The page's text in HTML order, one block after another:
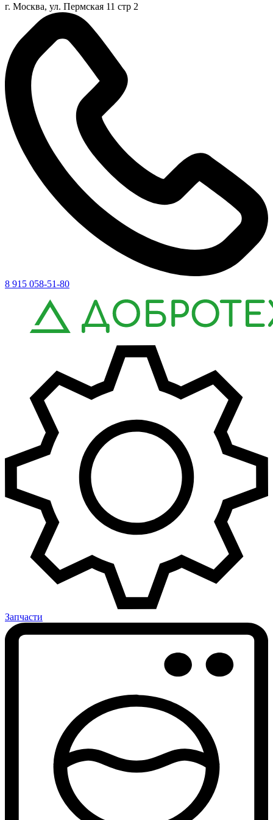
г. Москва, ул. Пермская 11 стр 2
8 915 058-51-80
Запчасти